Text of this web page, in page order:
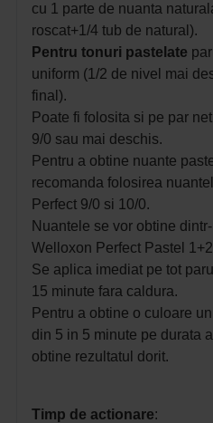
cu 1 parte de nuanta
roscat+1/4 tub de natural).
Pentru tonuri pastelate
uniform (1/2 de nivel mai
final).
Poate fi folosita si pe par
9/0 sau mai deschis.
Pentru a obtine nuante
recomanda folosirea
Perfect 9/0 si 10/0.
Nuantele se vor obtine
Welloxon Perfect Pastel
Se aplica imediat pe tot
15 minute fara caldura.
Pentru a obtine o culoare
din 5 in 5 minute pe durata
obtine rezultatul dorit.
Timp de actionare: